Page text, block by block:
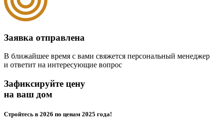
Заявка отправлена
В ближайшее время с вами свяжется персональный менеджер
и ответит на интересующие вопрос
Зафиксируйте цену
на ваш дом
Стройтесь в 2026 по ценам 2025 года!